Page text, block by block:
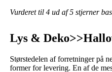
Vurderet til 4 ud af 5 stjerner
Lys &
Størstedelen af forretninger på
former for levering. En af de